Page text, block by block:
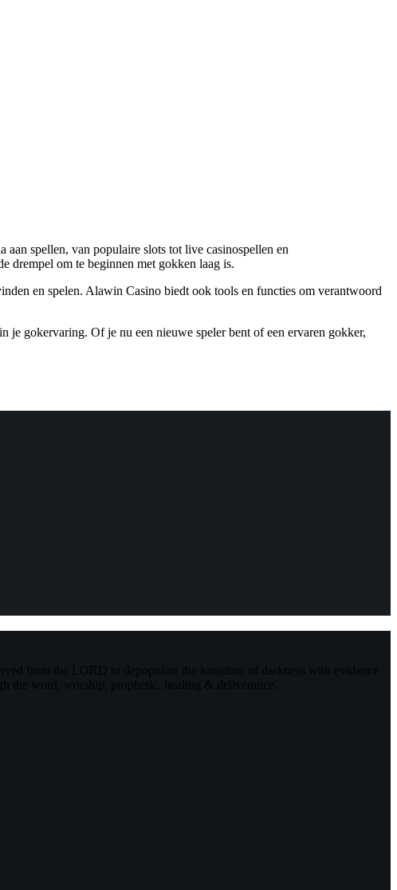
spellen, van populaire slots tot live casinospellen en
drempel om te beginnen met gokken laag is.
en spelen. Alawin Casino biedt ook tools en functies om verantwoord
je gokervaring. Of je nu een nieuwe speler bent of een ervaren gokker,
from the LORD to depopulate the kingdom of darkness with evidence
the word, worship, prophetic, healing & deliverance.